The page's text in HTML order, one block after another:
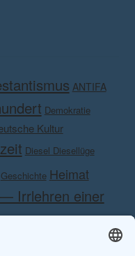
ANTIFA
Demokratie
Kultur
Diesel Diesellüge
Geschichte Heimat
Irrlehren einer
Volk!